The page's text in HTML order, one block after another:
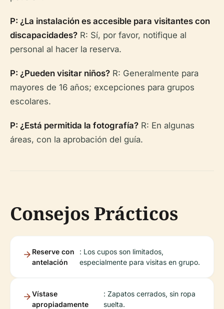
P: ¿La instalación es accesible para visitantes con
discapacidades? R: Sí, por favor, notifique al
personal al hacer la reserva.
P: ¿Pueden visitar niños? R: Generalmente para
mayores de 16 años; excepciones para grupos
escolares.
P: ¿Está permitida la fotografía? R: En algunas
áreas, con la aprobación del guía.
Consejos Prácticos
Reserve con
antelación
: Los cupos son limitados,
especialmente para visitas en grupo.
Vístase
apropiadamente
: Zapatos cerrados, sin ropa
suelta.